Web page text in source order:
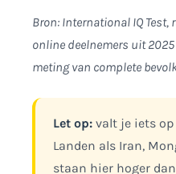
Bron: International IQ Test,
online deelnemers uit
meting van complete
Let op: valt je iets op
Landen als Iran,
staan hier hoger